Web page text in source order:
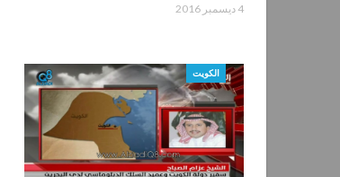
4 ديسمبر 2016
الكويت